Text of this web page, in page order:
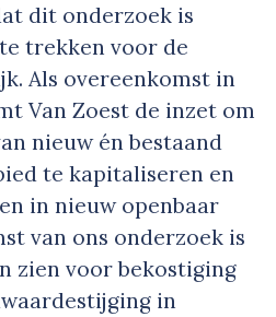
dit onderzoek is
trekken voor de
Als overeenkomst in
Van Zoest de inzet om
nieuw én bestaand
te kapitaliseren en
in nieuw openbaar
van ons onderzoek is
zien voor bekostiging
in